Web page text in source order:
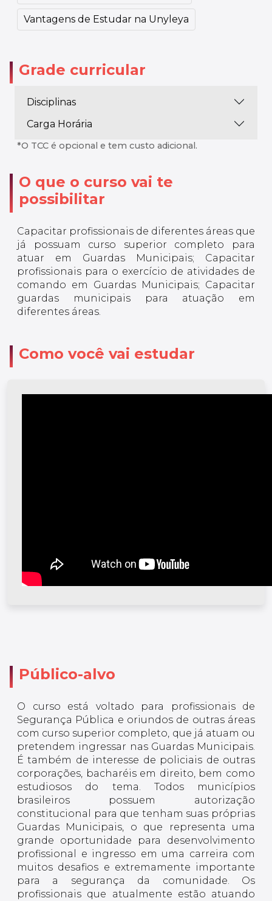
Vantagens de Estudar na Unyleya
Grade curricular
Disciplinas
Carga Horária
*O TCC é opcional e tem custo adicional.
O que o curso vai te
possibilitar
Capacitar profissionais de diferentes áreas que
já possuam curso superior completo para
atuar em Guardas Municipais; Capacitar
profissionais para o exercício de atividades de
comando em Guardas Municipais; Capacitar
guardas municipais para atuação em
diferentes áreas.
Como você vai estudar
Público-alvo
O curso está voltado para profissionais de
Segurança Pública e oriundos de outras áreas
com curso superior completo, que já atuam ou
pretendem ingressar nas Guardas Municipais.
É também de interesse de policiais de outras
corporações, bacharéis em direito, bem como
estudiosos do tema. Todos municípios
brasileiros possuem autorização
constitucional para que tenham suas próprias
Guardas Municipais, o que representa uma
grande oportunidade para desenvolvimento
profissional e ingresso em uma carreira com
muitos desafios e extremamente importante
para a segurança da comunidade. Os
profissionais que atualmente estão atuando